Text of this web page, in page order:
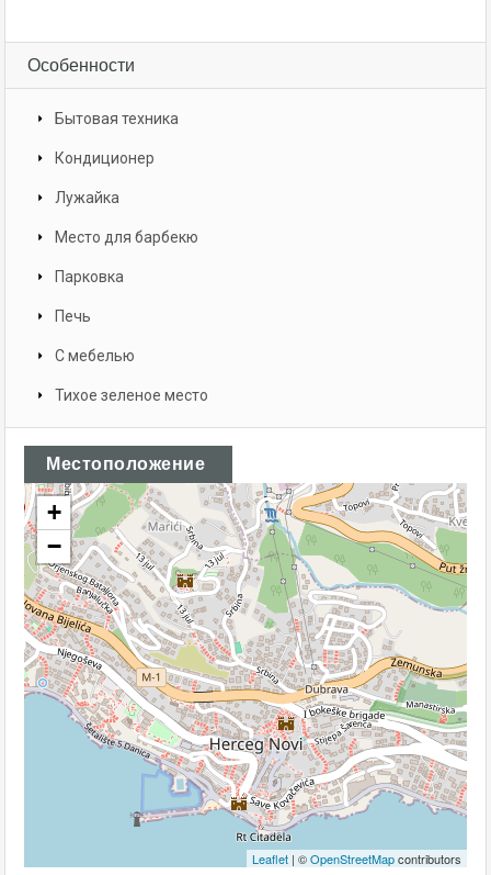
Особенности
Бытовая техника
Кондиционер
Лужайка
Место для барбекю
Парковка
Печь
С мебелью
Тихое зеленое место
Местоположение
+
−
Leaflet | ©OpenStreetMapcontributors